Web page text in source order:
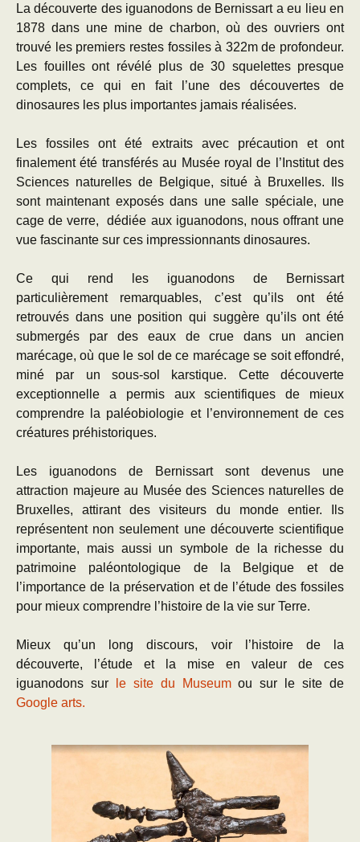
La découverte des iguanodons de Bernissart a eu lieu en
1878 dans une mine de charbon, où des ouvriers ont
trouvé les premiers restes fossiles à 322m de profondeur.
Les fouilles ont révélé plus de 30 squelettes presque
complets, ce qui en fait l’une des découvertes de
dinosaures les plus importantes jamais réalisées.
Les fossiles ont été extraits avec précaution et ont
finalement été transférés au Musée royal de l’Institut des
Sciences naturelles de Belgique, situé à Bruxelles. Ils
sont maintenant exposés dans une salle spéciale, une
cage de verre, dédiée aux iguanodons, nous offrant une
vue fascinante sur ces impressionnants dinosaures.
Ce qui rend les iguanodons de Bernissart
particulièrement remarquables, c’est qu’ils ont été
retrouvés dans une position qui suggère qu’ils ont été
submergés par des eaux de crue dans un ancien
marécage, où que le sol de ce marécage se soit effondré,
miné par un sous-sol karstique. Cette découverte
exceptionnelle a permis aux scientifiques de mieux
comprendre la paléobiologie et l’environnement de ces
créatures préhistoriques.
Les iguanodons de Bernissart sont devenus une
attraction majeure au Musée des Sciences naturelles de
Bruxelles, attirant des visiteurs du monde entier. Ils
représentent non seulement une découverte scientifique
importante, mais aussi un symbole de la richesse du
patrimoine paléontologique de la Belgique et de
l’importance de la préservation et de l’étude des fossiles
pour mieux comprendre l’histoire de la vie sur Terre.
Mieux qu’un long discours, voir l’histoire de la
découverte, l’étude et la mise en valeur de ces
iguanodons sur
le site du Museumou sur le site de
Google arts.